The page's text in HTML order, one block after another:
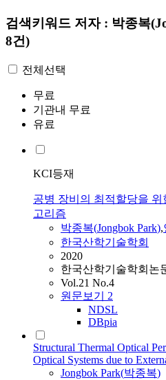
검색키워드 저자 : 박종복
8건)
전체선택
무료
기관내 무료
유료
KCI등재
공병 장비의 최적할당을
고리즘
박종복(Jongbok Park),
한국산학기술학회
2020
한국산학기술학회논
Vol.21 No.4
원문보기 2
NDSL
DBpia
Structural Thermal Optical
Optical Systems due to
Jongbok Park(박종복)